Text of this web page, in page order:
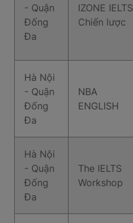
- Quận
Đống
Đa
IZONE IELTS
Chiến lược
Hà Nội
- Quận
Đống
Đa
NBA
ENGLISH
Hà Nội
- Quận
Đống
Đa
The IELTS
Workshop